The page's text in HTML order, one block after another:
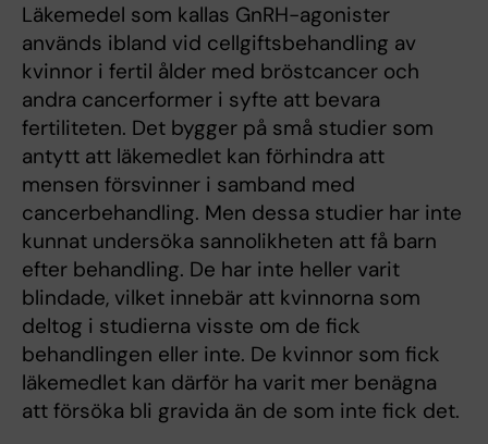
Läkemedel som kallas GnRH-agonister
används ibland vid cellgiftsbehandling av
kvinnor i fertil ålder med bröstcancer och
andra cancerformer i syfte att bevara
fertiliteten. Det bygger på små studier som
antytt att läkemedlet kan förhindra att
mensen försvinner i samband med
cancerbehandling. Men dessa studier har inte
kunnat undersöka sannolikheten att få barn
efter behandling. De har inte heller varit
blindade, vilket innebär att kvinnorna som
deltog i studierna visste om de fick
behandlingen eller inte. De kvinnor som fick
läkemedlet kan därför ha varit mer benägna
att försöka bli gravida än de som inte fick det.